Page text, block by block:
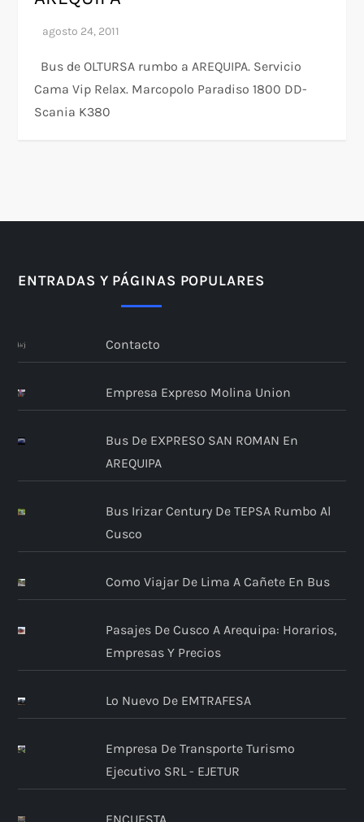
Bus de OLTURSA rumbo a AREQUIPA. Servicio
Cama Vip Relax. Marcopolo Paradiso 1800 DD-
Scania K380
ENTRADAS Y PÁGINAS POPULARES
Contacto
Empresa Expreso Molina Union
Bus De EXPRESO SAN ROMAN En
AREQUIPA
Bus Irizar Century De TEPSA Rumbo Al
Cusco
Como Viajar De Lima A Cañete En Bus
Pasajes De Cusco A Arequipa: Horarios,
Empresas Y Precios
Lo Nuevo De EMTRAFESA
Empresa De Transporte Turismo
Ejecutivo SRL - EJETUR
ENCUESTA